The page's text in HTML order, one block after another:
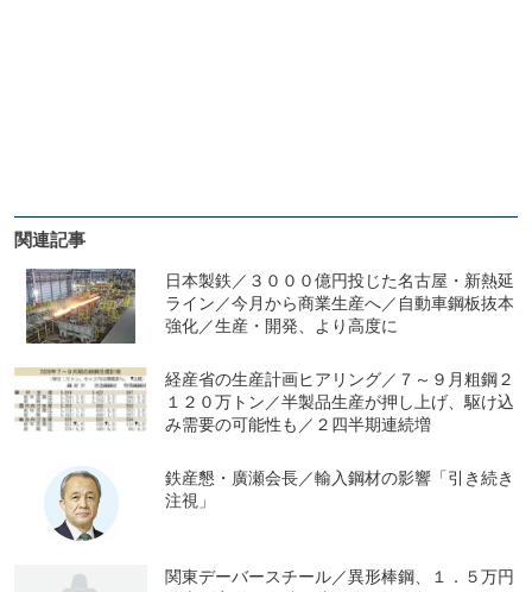
関連記事
日本製鉄／３０００億円投じた名古屋・新熱延
ライン／今月から商業生産へ／自動車鋼板抜本
強化／生産・開発、より高度に
経産省の生産計画ヒアリング／７～９月粗鋼２
１２０万トン／半製品生産が押し上げ、駆け込
み需要の可能性も／２四半期連続増
鉄産懇・廣瀬会長／輸入鋼材の影響「引き続き
注視」
関東デーバースチール／異形棒鋼、１．５万円